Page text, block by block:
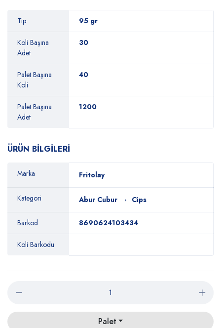
Tip 95 gr
Koli Başına
Adet
30
Palet Başına
Koli
40
Palet Başına
Adet
1200
ÜRÜN BİLGİLERİ
Marka Fritolay
Kategori Abur Cubur Cips
Barkod 8690624103434
Koli Barkodu
Palet